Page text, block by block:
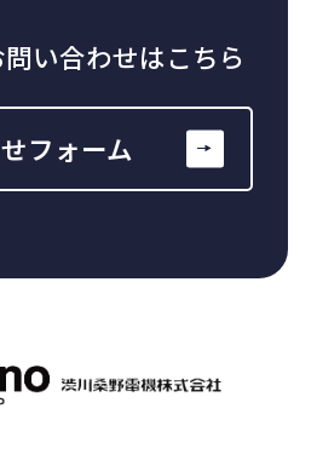
い合わせはこちら
フォーム